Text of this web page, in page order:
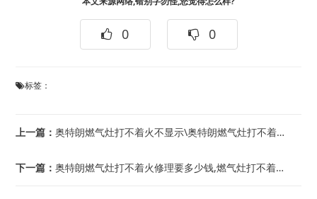
0 0
标签：
上一篇：奥特朗燃气灶打不着火不显示\奥特朗燃气灶打不着火不响
下一篇：奥特朗燃气灶打不着火修理要多少钱,燃气灶打不着火修理中心